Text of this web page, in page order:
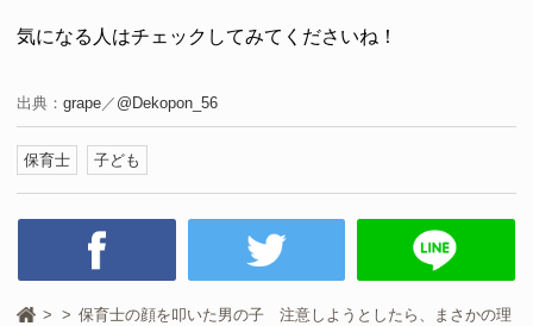
気になる人はチェックしてみてくださいね！
出典： grape／ @Dekopon_56
保育士 子ども
保育士の顔を叩いた男の子 注意しようとしたら、まさかの理